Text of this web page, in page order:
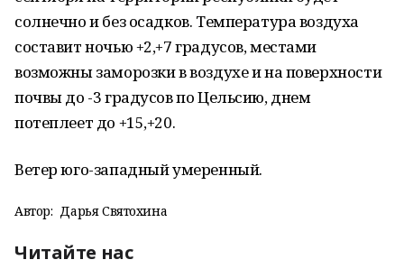
солнечно и без осадков. Температура воздуха
составит ночью +2,+7 градусов, местами
возможны заморозки в воздухе и на поверхности
почвы до -3 градусов по Цельсию, днем
потеплеет до +15,+20.
Ветер юго-западный умеренный.
Автор: Дарья Святохина
Читайте нас